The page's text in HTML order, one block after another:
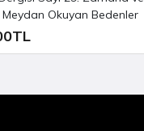
Okuyan Bedenler